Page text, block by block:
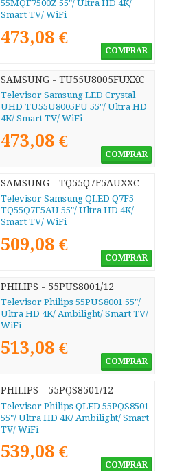
55MQF7500Z 55"/ Ultra HD 4K/
Smart TV/ WiFi
473,08 €
COMPRAR
SAMSUNG - TU55U8005FUXXC
Televisor Samsung LED Crystal
UHD TU55U8005FU 55"/ Ultra HD
4K/ Smart TV/ WiFi
473,08 €
COMPRAR
SAMSUNG - TQ55Q7F5AUXXC
Televisor Samsung QLED Q7F5
TQ55Q7F5AU 55"/ Ultra HD 4K/
Smart TV/ WiFi
509,08 €
COMPRAR
PHILIPS - 55PUS8001/12
Televisor Philips 55PUS8001 55"/
Ultra HD 4K/ Ambilight/ Smart TV/
WiFi
513,08 €
COMPRAR
PHILIPS - 55PQS8501/12
Televisor Philips QLED 55PQS8501
55"/ Ultra HD 4K/ Ambilight/ Smart
TV/ WiFi
539,08 €
COMPRAR